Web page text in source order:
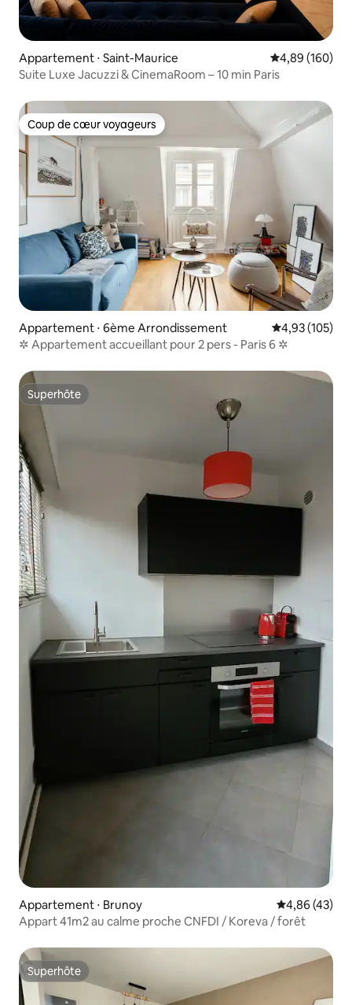
Appartement ⋅ Saint-Maurice Évaluation
4,89 (160)
Suite Luxe Jacuzzi & CinemaRoom – 10 min Paris
Coup de cœur voyageurs
Coup de cœur voyageurs
Appartement ⋅ 6ème Arrondissement Évaluation
4,93 (105)
✲ Appartement accueillant pour 2 pers - Paris 6 ✲
Superhôte
Superhôte
Appartement ⋅ Brunoy Évaluation
4,86 (43)
Appart 41m2 au calme proche CNFDI / Koreva / forêt
Superhôte
Superhôte